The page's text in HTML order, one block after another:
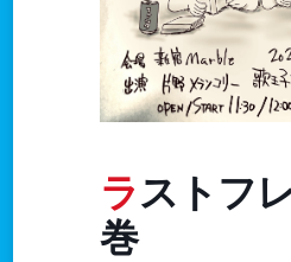
ラストフレンズ2
巻